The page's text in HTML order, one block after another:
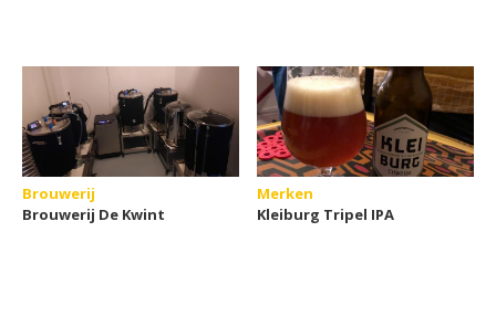
Brouwerij
Brouwerij De Kwint
Merken
Kleiburg Tripel IPA